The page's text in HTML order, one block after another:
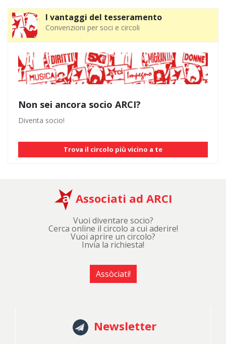
I vantaggi del tesseramento
Convenzioni per soci e circoli
Non sei ancora socio ARCI?
Diventa socio!
Trova il circolo più vicino a te
Associati ad ARCI
Vuoi diventare socio?
Cerca online il circolo a cui aderire!
Vuoi aprire un circolo?
Invia la richiesta!
Assòciati!
Newsletter